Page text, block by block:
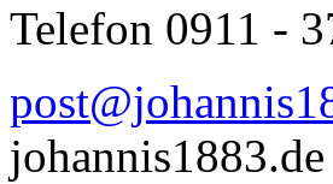
Telefon 0911 -
johannis1883.de